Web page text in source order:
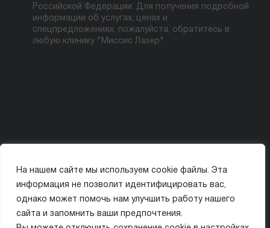
На нашем сайте мы используем cookie файлы. Эта
информация не позволит идентифицировать вас,
однако может помочь нам улучшить работу нашего
сайта и запомнить ваши предпочтения.
Российской Федерации. Для получения подробной
информации об услугах, ценах и
спецпредложениях, пожалуйста, обратитесь в
любую клинику "Миссис Лазер".
© ООО «МИССИС ЛЭ»